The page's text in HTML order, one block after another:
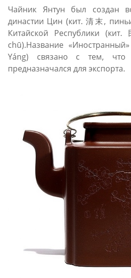
Чайник Янтун был создан
династии Цин (кит. 清末,
Китайской Республики
chū).Название
Yáng) связано с тем, что
предназначался для экспорта.